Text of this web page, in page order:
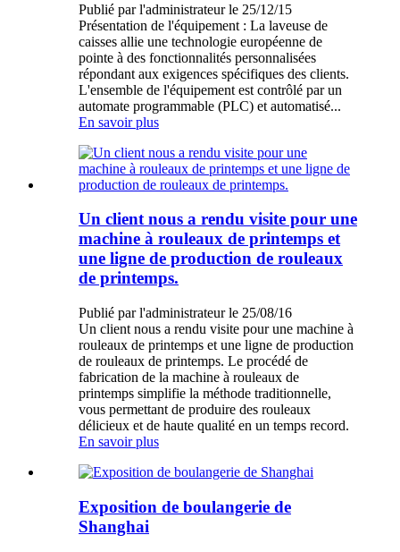
Publié par l'administrateur le 25/12/15
Présentation de l'équipement : La laveuse de
caisses allie une technologie européenne de
pointe à des fonctionnalités personnalisées
répondant aux exigences spécifiques des clients.
L'ensemble de l'équipement est contrôlé par un
automate programmable (PLC) et automatisé...
En savoir plus
Un client nous a rendu visite pour une
machine à rouleaux de printemps et
une ligne de production de rouleaux
de printemps.
Publié par l'administrateur le 25/08/16
Un client nous a rendu visite pour une machine à
rouleaux de printemps et une ligne de production
de rouleaux de printemps. Le procédé de
fabrication de la machine à rouleaux de
printemps simplifie la méthode traditionnelle,
vous permettant de produire des rouleaux
délicieux et de haute qualité en un temps record.
En savoir plus
Exposition de boulangerie de
Shanghai